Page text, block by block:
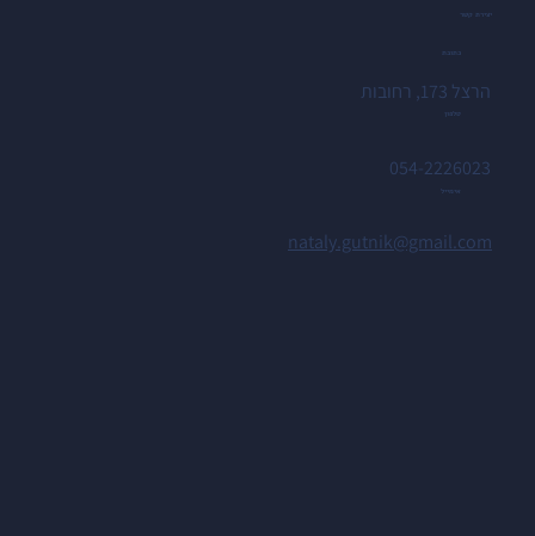
יצירת קשר
כתובת
הרצל 173, רחובות
טלפון
054-2226023
אימייל
nataly.gutnik@gmail.com